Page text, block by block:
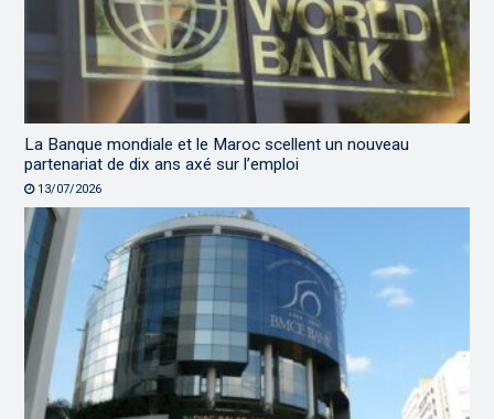
La Banque mondiale et le Maroc scellent un nouveau
partenariat de dix ans axé sur l’emploi
13/07/2026